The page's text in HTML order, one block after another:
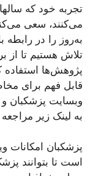
تجربه خود که
می‌کنند، سعی
به‌روز را در رابطه
تلاش هستیم تا از
پژوهش‌ها استفاده
قابل فهم برای
وبسایت پزشکبان و
به لینک زیر مراجعه
پزشکبان امکانات
است تا بتوانند